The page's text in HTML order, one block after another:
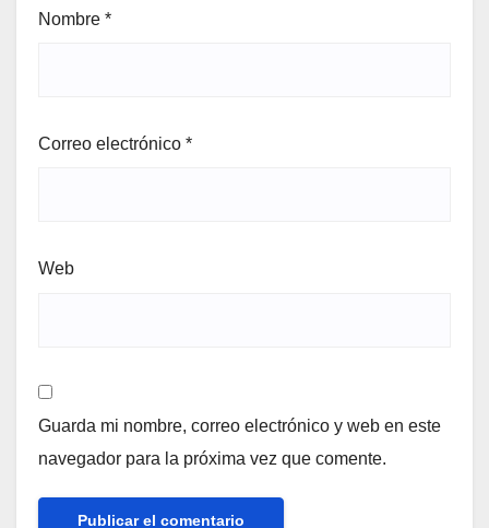
Nombre *
Correo electrónico *
Web
Guarda mi nombre, correo electrónico y web en este
navegador para la próxima vez que comente.